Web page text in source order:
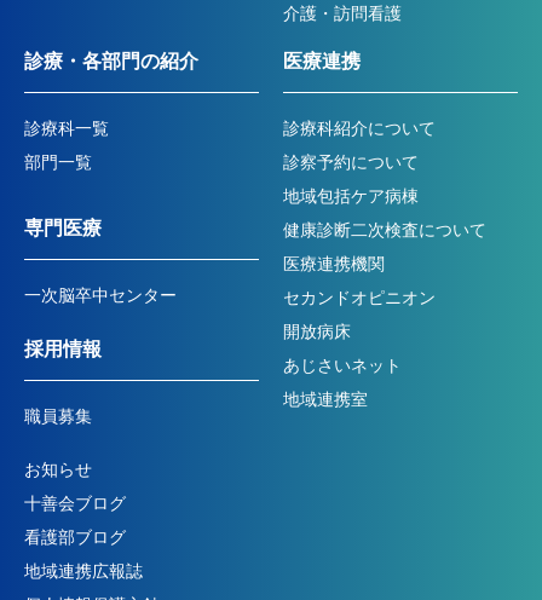
介護・訪問看護
診療・各部門の紹介
診療科一覧
部門一覧
専門医療
一次脳卒中センター
採用情報
職員募集
医療連携
診療科紹介について
診察予約について
地域包括ケア病棟
健康診断二次検査について
医療連携機関
セカンドオピニオン
開放病床
あじさいネット
地域連携室
お知らせ
十善会ブログ
看護部ブログ
地域連携広報誌